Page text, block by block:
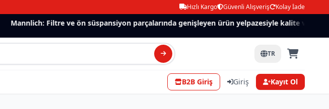
Hızlı Kargo Güvenli Alışveriş Kolay İade
Mannlich: Filtre ve ön süspansiyon parçalarında genişleyen ürün yelpazesiyle kalite ve güven.
TR
B2B Giriş Giriş Kayıt Ol